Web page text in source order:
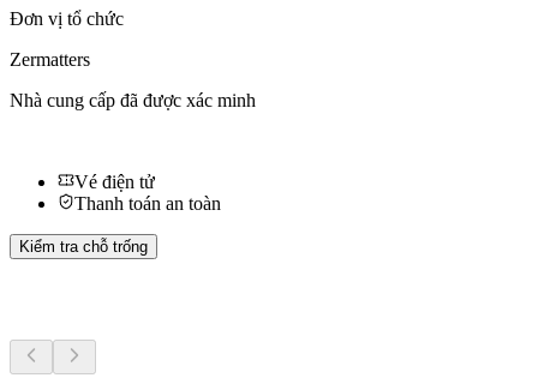
Đơn vị tổ chức
Zermatters
Nhà cung cấp đã được xác minh
Vé điện tử
Thanh toán an toàn
Kiểm tra chỗ trống